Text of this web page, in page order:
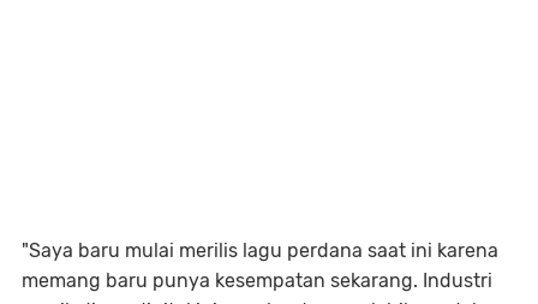
"Saya baru mulai merilis lagu perdana saat ini karena
memang baru punya kesempatan sekarang. Industri